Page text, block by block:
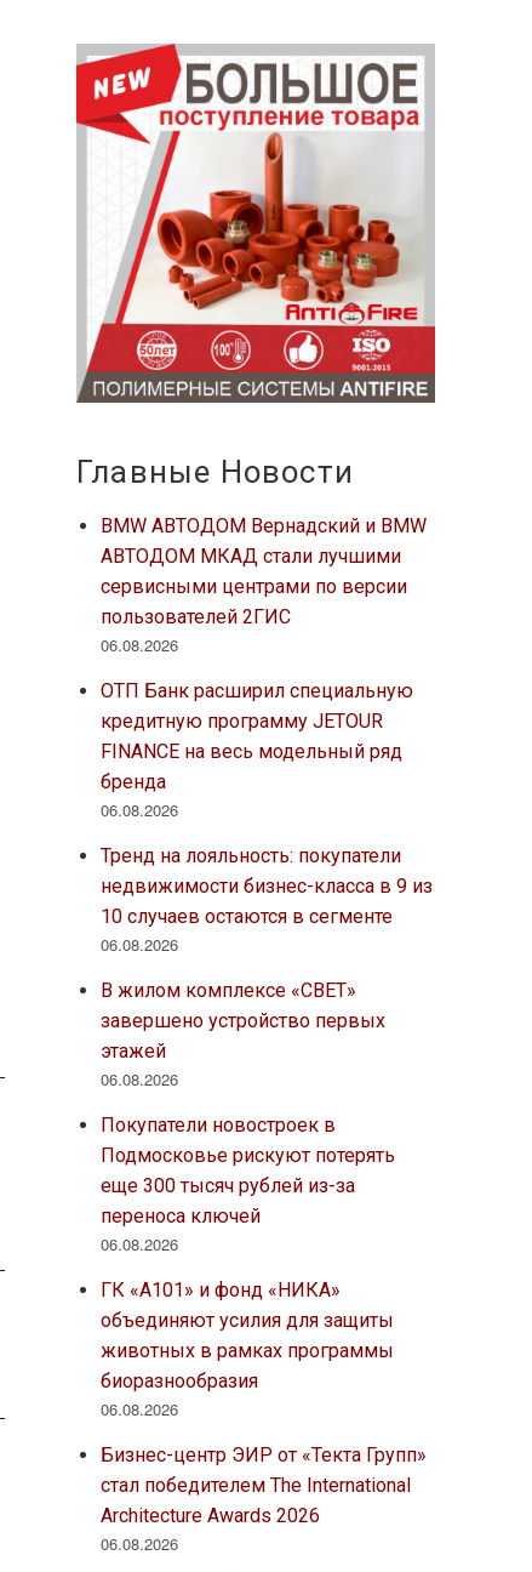
Главные Новости
BMW АВТОДОМ Вернадский и BMW
АВТОДОМ МКАД стали лучшими
сервисными центрами по версии
пользователей 2ГИС
06.08.2026
ОТП Банк расширил специальную
кредитную программу JETOUR
FINANCE на весь модельный ряд
бренда
06.08.2026
Тренд на лояльность: покупатели
недвижимости бизнес-класса в 9 из
10 случаев остаются в сегменте
06.08.2026
В жилом комплексе «СВЕТ»
завершено устройство первых
этажей
06.08.2026
Покупатели новостроек в
Подмосковье рискуют потерять
еще 300 тысяч рублей из-за
переноса ключей
06.08.2026
ГК «А101» и фонд «НИКА»
объединяют усилия для защиты
животных в рамках программы
биоразнообразия
06.08.2026
Бизнес-центр ЭИР от «Текта Групп»
стал победителем The International
Architecture Awards 2026
06.08.2026